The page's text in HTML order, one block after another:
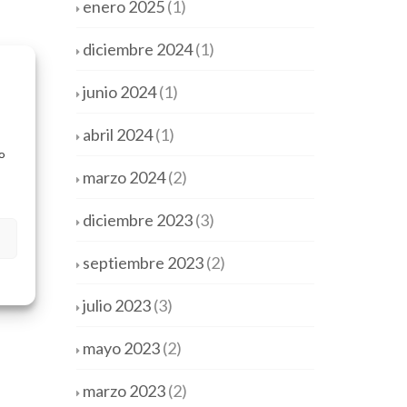
enero 2025(1)
diciembre 2024(1)
junio 2024(1)
abril 2024(1)
marzo 2024(2)
diciembre 2023(3)
septiembre 2023(2)
julio 2023(3)
mayo 2023(2)
marzo 2023(2)